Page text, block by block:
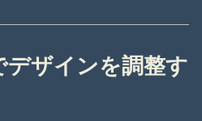
デザインを調整す